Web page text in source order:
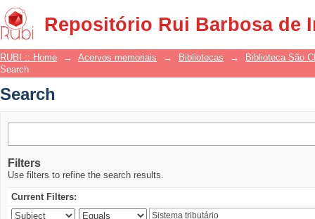
Repositório Rui Barbosa de
Search
RUBI :: Home → Acervos memoriais → Bibliotecas →
Biblioteca São
Search
Search
Filters
Use filters to refine the search results.
Current Filters: